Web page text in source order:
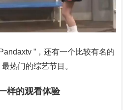
”，还有一个比较有名的
热门的综艺节目。
样的观看体验